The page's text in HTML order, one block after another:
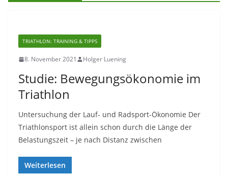
TRIATHLON: TRAINING & TIPPS
8. November 2021 Holger Luening
Studie: Bewegungsökonomie im
Triathlon
Untersuchung der Lauf- und Radsport-Ökonomie Der
Triathlonsport ist allein schon durch die Länge der
Belastungszeit – je nach Distanz zwischen
Weiterlesen